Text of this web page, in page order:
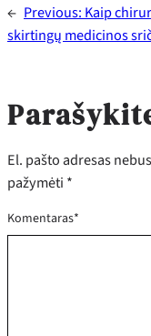
← Previous: Kaip
skirtingų medicinos
El. pašto adresas
pažymėti *
Komentaras*